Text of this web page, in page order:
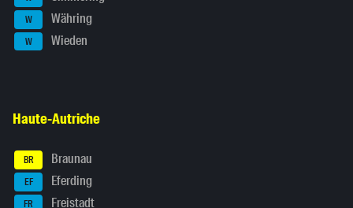
W Währing
W Wieden
Haute-Autriche
BR Braunau
EF Eferding
FR Freistadt